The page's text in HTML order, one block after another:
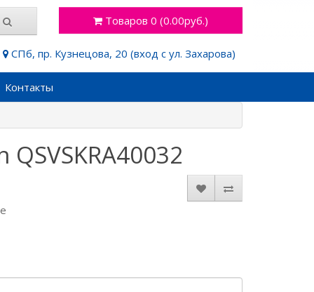
Товаров 0 (0.00руб.)
СПб, пр. Кузнецова, 20 (вход с ул. Захарова)
Контакты